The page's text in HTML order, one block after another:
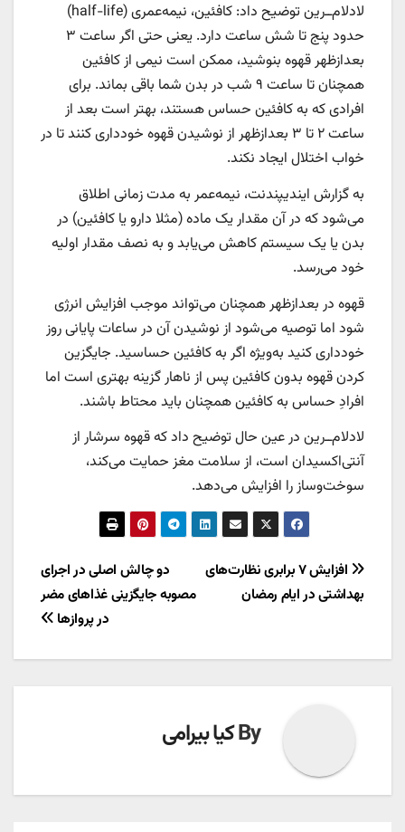
لادلام‌ــ‌رین توضیح داد: کافئین، نیمه‌عمری (half-life)
حدود پنج تا شش ساعت دارد. یعنی حتی اگر ساعت ۳
بعدازظهر قهوه بنوشید، ممکن است نیمی از کافئین
همچنان تا ساعت ۹ شب در بدن شما باقی بماند. برای
افرادی که به کافئین حساس هستند، بهتر است بعد از
ساعت ۲ تا ۳ بعدازظهر از نوشیدن قهوه خودداری کنند تا در
خواب اختلال ایجاد نکند.
به گزارش ایندیپندنت، نیمه‌عمر به مدت زمانی اطلاق
می‌شود که در آن مقدار یک ماده (مثلا دارو یا کافئین) در
بدن یا یک سیستم کاهش می‌یابد و به نصف مقدار اولیه
خود می‌رسد.
قهوه در بعدازظهر همچنان می‌تواند موجب افزایش انرژی
شود اما توصیه می‌شود از نوشیدن آن در ساعات پایانی روز
خودداری کنید به‌ویژه اگر به کافئین حساسید. جایگزین
کردن قهوه بدون کافئین پس از ناهار گزینه بهتری است اما
افرادِ حساس به کافئین همچنان باید محتاط باشند.
لادلام‌ــ‌رین در عین حال توضیح داد که قهوه سرشار از
آنتی‌اکسیدان است، از سلامت مغز حمایت می‌کند،
سوخت‌وساز را افزایش می‌دهد.
راهبری
نوشته
دو چالش اصلی در اجرای
مصوبه جایگزینی غذاهای مضر
در پروازها
افزایش ۷ برابری نظارت‌های
بهداشتی در ایام رمضان
Byکیا بیرامی